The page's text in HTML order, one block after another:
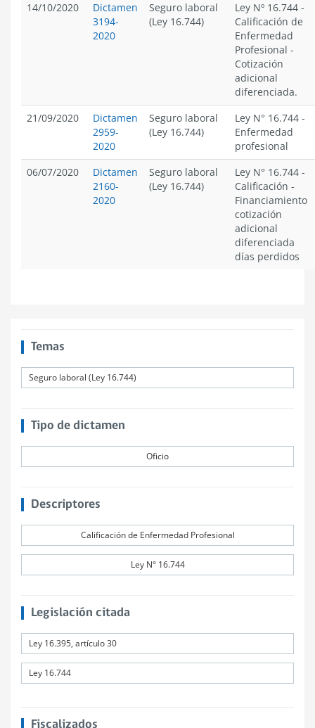
14/10/2020
Dictamen
3194-
2020
Seguro laboral
(Ley 16.744)
Ley Nº 16.744 -
Calificación de
Enfermedad
Profesional -
Cotización
adicional
diferenciada.
21/09/2020
Dictamen
2959-
2020
Seguro laboral
(Ley 16.744)
Ley N° 16.744 -
Enfermedad
profesional
06/07/2020
Dictamen
2160-
2020
Seguro laboral
(Ley 16.744)
Ley N° 16.744 -
Calificación -
Financiamiento
cotización
adicional
diferenciada
días perdidos
Temas
Seguro laboral (Ley 16.744)
Tipo de dictamen
Oficio
Descriptores
Calificación de Enfermedad Profesional
Ley N° 16.744
Legislación citada
Ley 16.395, artículo 30
Ley 16.744
Fiscalizados